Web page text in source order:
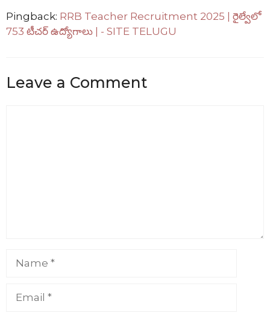
Pingback: RRB Teacher Recruitment 2025 | రైల్వేలో
753 టీచర్ ఉద్యోగాలు | - SITE TELUGU
Leave a Comment